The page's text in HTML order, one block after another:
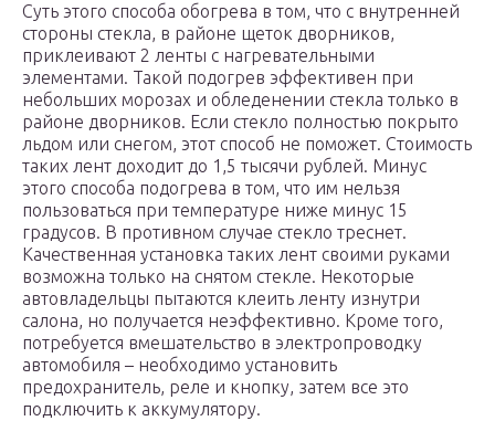
Суть этого способа обогрева в том, что с внутренней
стороны стекла, в районе щеток дворников,
приклеивают 2 ленты с нагревательными
элементами. Такой подогрев эффективен при
небольших морозах и обледенении стекла только в
районе дворников. Если стекло полностью покрыто
льдом или снегом, этот способ не поможет. Стоимость
таких лент доходит до 1,5 тысячи рублей. Минус
этого способа подогрева в том, что им нельзя
пользоваться при температуре ниже минус 15
градусов. В противном случае стекло треснет.
Качественная установка таких лент своими руками
возможна только на снятом стекле. Некоторые
автовладельцы пытаются клеить ленту изнутри
салона, но получается неэффективно. Кроме того,
потребуется вмешательство в электропроводку
автомобиля – необходимо установить
предохранитель, реле и кнопку, затем все это
подключить к аккумулятору.